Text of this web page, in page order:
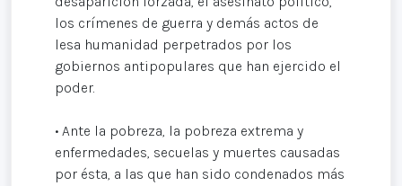
los crímenes de guerra y demás actos de
lesa humanidad perpetrados por los
gobiernos antipopulares que han ejercido el
poder.
• Ante la pobreza, la pobreza extrema y
enfermedades, secuelas y muertes causadas
por ésta, a las que han sido condenados más